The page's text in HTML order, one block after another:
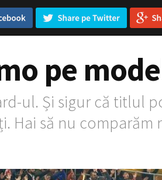
pe
ul. Și sigur că titlul
Hai să nu